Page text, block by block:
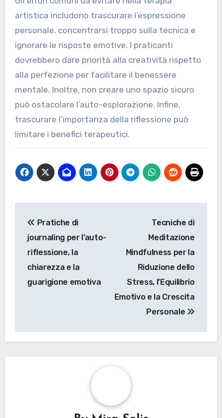
Quali errori comuni
dovrebbero essere evitati
nella pratica della terapia
artistica?
Gli errori comuni da evitare nella terapia
artistica includono trascurare l’espressione
personale, concentrarsi troppo sulla tecnica e
ignorare le risposte emotive. I praticanti
dovrebbero dare priorità alla creatività rispetto
alla perfezione per facilitare il benessere
mentale. Inoltre, non creare uno spazio sicuro
trascurare l’importanza della riflessione può
limitare i benefici terapeutici.
Post navigation
guarigione emotiva
Tecniche di
Emotivo e la Crescita